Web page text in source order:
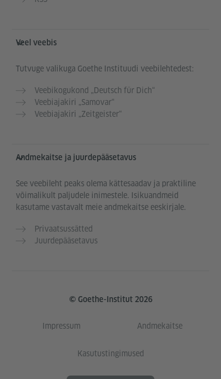
Veel veebis
Tutvuge valikuga Goethe Instituudi veebilehtedest:
Veebikogukond „Deutsch für Dich“
Veebiajakiri „Samovar“
Veebiajakiri „Zeitgeister“
Andmekaitse ja juurdepääsetavus
See veebileht peaks olema kättesaadav ja praktiline
võimalikult paljudele inimestele. Isikuandmeid
kasutame vastavalt meie andmekaitse eeskirjale.
Privaatsussätted
Juurdepääsetavus
© Goethe-Institut 2026
Impressum Andmekaitse
Kasutustingimused